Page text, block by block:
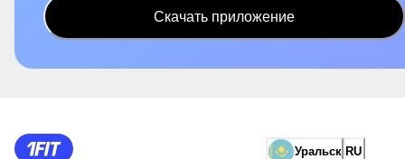
Скачать приложение
Уральск RU